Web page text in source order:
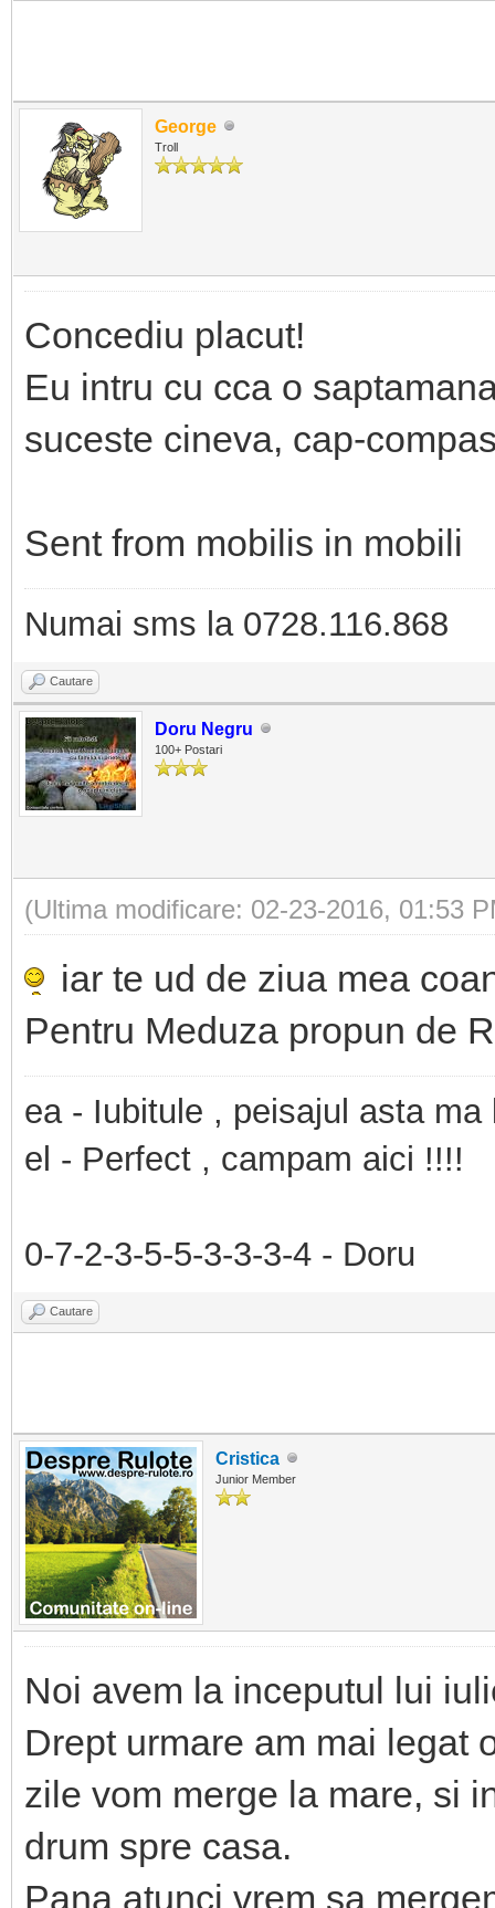
George
Troll
Concediu placut!
Eu intru cu cca o
suceste cineva, cap-
Sent from mobilis in mobili
Numai sms la 0728.116.868
Cautare
Doru Negru
100+ Postari
(Ultima modificare: 02-23-2016, 01:53
iar te ud de ziua mea
Pentru Meduza propun de
ea - Iubitule , peisajul asta ma
el - Perfect , campam aici !!!!
0-7-2-3-5-5-3-3-3-4 - Doru
Cautare
Cristica
Junior Member
Noi avem la inceputul lui
Drept urmare am mai legat
zile vom merge la mare, si
drum spre casa.
Pana atunci vrem sa